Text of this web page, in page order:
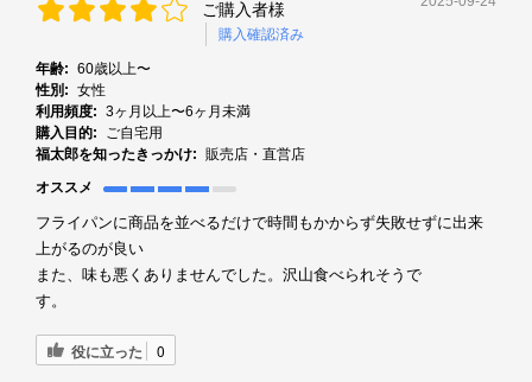
ご購入者様
購入確認済み
年齢: 60歳以上〜
性別: 女性
利用頻度: 3ヶ月以上〜6ヶ月未満
購入目的:
ご自宅用
福太郎を知ったきっかけ: 販売店・直営店
オススメ
フライパンに商品を並べるだけで時間もかからず失敗せずに出来
上がるのが良い
また、味も悪くありませんでした。沢山食べられそうで
す。
役に立った 0